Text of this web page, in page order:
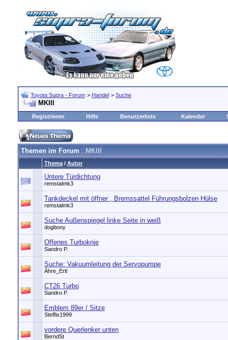
Toyota Supra - Forum > Handel > Suche
MKIII
Registrieren Hilfe Benutzerliste Kalender
Themen im Forum : MKIII
Thema / Autor
Untere Türdichtung
remstalmk3
Tankdeckel mit öffner , Bremssattel Führungsbolzen Hülse
remstalmk3
Suche Außenspiegel linke Seite in weiß
dogbony
Offenes Turboknie
Sandro P.
Suche: Vakuumleitung der Servopumpe
Ähre_Ertl
CT26 Turbo
Sandro P.
Emblem 89er / Sitze
Steffix1999
vordere Querlenker unten
BerndSt